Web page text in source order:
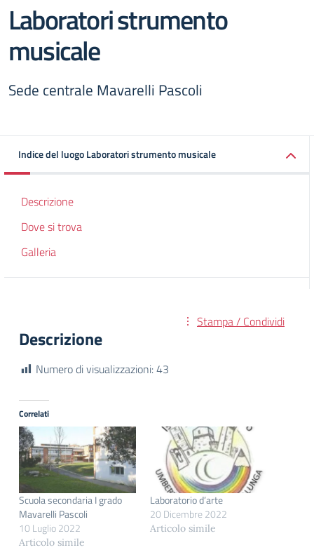
Laboratori strumento
musicale
Sede centrale Mavarelli Pascoli
Indice del luogo Laboratori strumento musicale
Descrizione
Dove si trova
Galleria
Stampa / Condividi
Descrizione
Numero di visualizzazioni:43
Correlati
Scuola secondaria I grado
Mavarelli Pascoli
10 Luglio 2022
Articolo simile
Laboratorio d’arte
20 Dicembre 2022
Articolo simile